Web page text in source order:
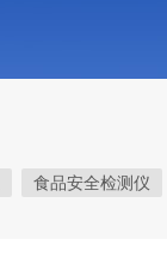
食品安全检测仪